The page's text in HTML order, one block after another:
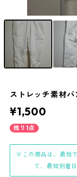
ストレッチ素
¥1,500
残り1点
※この商品は、最短
て、最短到着